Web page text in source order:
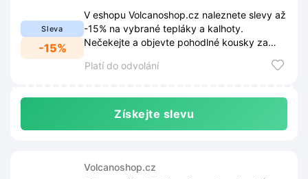
Sleva
-15%
V eshopu Volcanoshop.cz naleznete slevy až
-15% na vybrané tepláky a kalhoty.
Nečekejte a objevte pohodlné kousky za
Platí do odvolání
Získejte slevu
Volcanoshop.cz